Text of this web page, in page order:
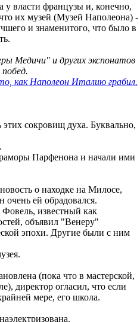
власти французы и, конечно,
их музей (Музей Наполеона) -
и знаменитого, что было в
Медичи" и других экспонатов
как Наполеон Италию грабил.
сокровищ духа. Буквально,
Парфенона и начали ими
о находке на Милосе,
очень ей обрадовался.
известный как
объявил "Венеру"
эпохи. Другие были с ним
(пока что в мастерской,
директор огласил, что если
мере, его школа.